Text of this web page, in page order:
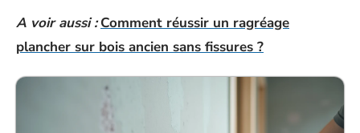
A voir aussi : Comment réussir un ragréage
plancher sur bois ancien sans fissures ?